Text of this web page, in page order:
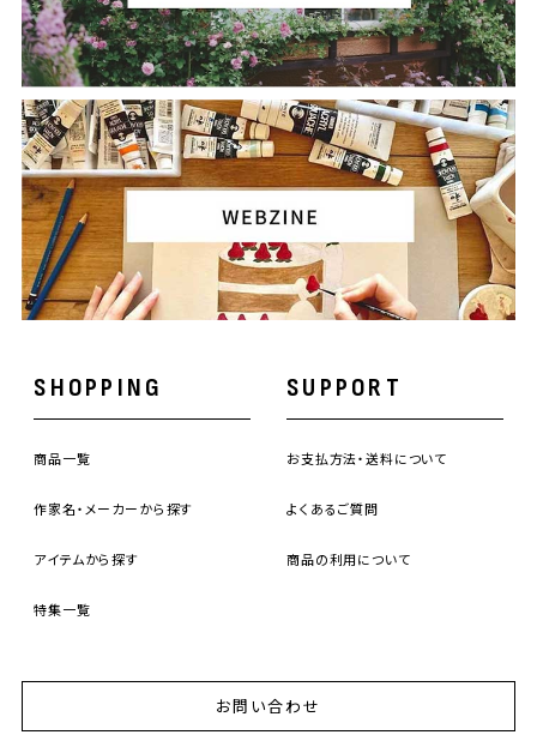
SHOPPING
商品一覧
作家名・メーカーから探す
アイテムから探す
特集一覧
SUPPORT
お支払方法・送料について
よくあるご質問
商品の利用について
お問い合わせ